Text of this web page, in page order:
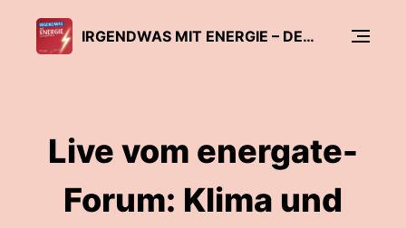
IRGENDWAS MIT ENERGIE – DER ENERGATE-PODCAST
Live vom energate-
Forum: Klima und